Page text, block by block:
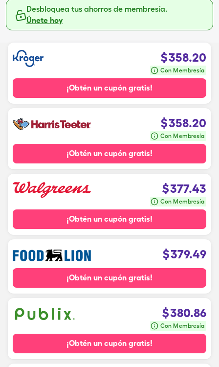
Desbloquea tus ahorros de membresía.
Únete hoy
$358.20
Con Membresía
¡Obtén un cupón gratis!
$358.20
Con Membresía
¡Obtén un cupón gratis!
$377.43
Con Membresía
¡Obtén un cupón gratis!
$379.49
¡Obtén un cupón gratis!
$380.86
Con Membresía
¡Obtén un cupón gratis!